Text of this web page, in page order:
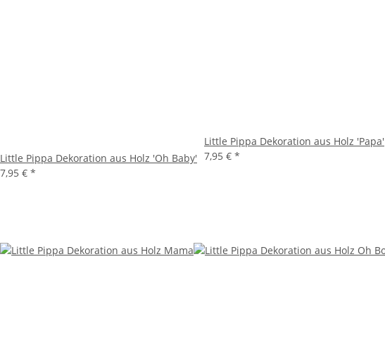
Little Pippa Dekoration aus Holz 'Oh Baby'
7,95 € *
Little Pippa Dekoration aus Holz 'Papa'
7,95 € *